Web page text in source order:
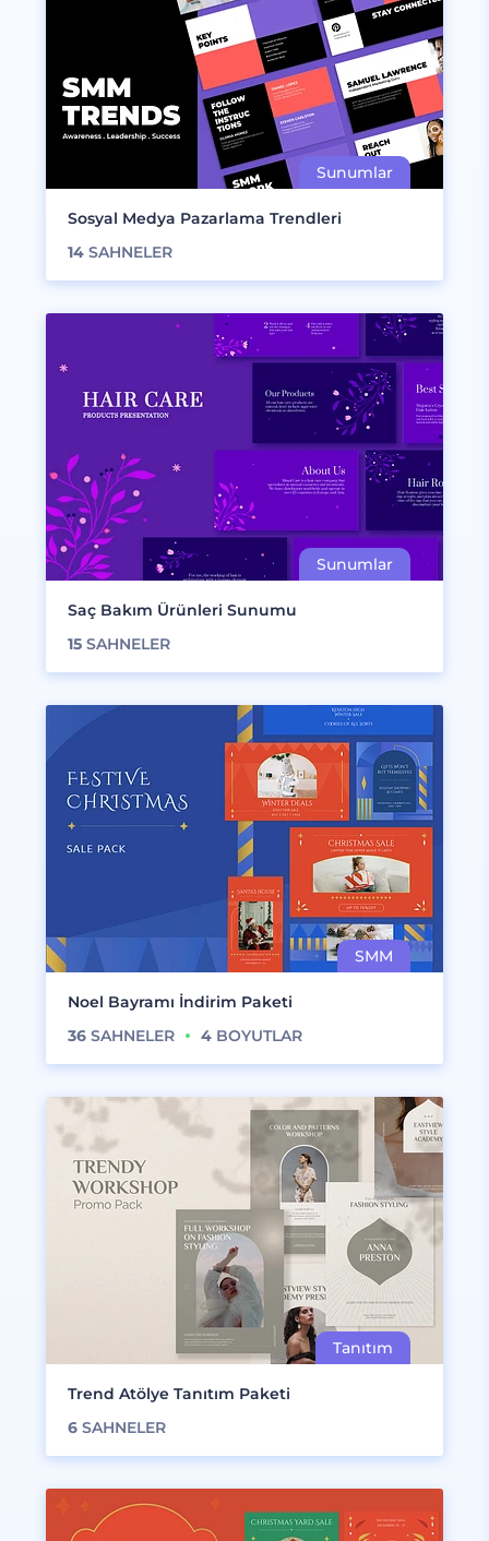
Sosyal Medya Pazarlama Trendleri
14 SAHNELER
Saç Bakım Ürünleri Sunumu
15 SAHNELER
Noel Bayramı İndirim Paketi
36 SAHNELER 4 BOYUTLAR
Trend Atölye Tanıtım Paketi
6 SAHNELER